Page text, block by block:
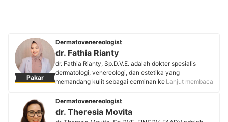
Pakar
Dermatovenereologist
dr. Fathia Rianty
dr. Fathia Rianty, Sp.D.V.E. adalah dokter spesialis
dermatologi, venereologi, dan estetika yang
memandang kulit sebagai cerminan kesehatan dan
Padjadjaran dengan predikat wisudawan terbaik. Minat
keilmuannya meliputi dermatologi kosmetik, infeksi
kulit tropis, dan bedah kulit. dr. Fathia telah meraih
Lanjut membaca
Dermatovenereologist
dr. Theresia Movita